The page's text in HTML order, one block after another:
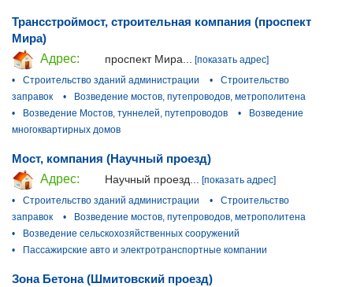
Трансстроймост, строительная компания (проспект
Мира)
Адрес:
проспект Мира... [показать адрес]
•
Строительство зданий администрации •
Строительство
заправок
•
Возведение мостов, путепроводов, метрополитена
•
Возведение Мостов, туннелей, путепроводов •
Возведение
многоквартирных домов
Мост, компания (Научный проезд)
Адрес:
Научный проезд... [показать адрес]
•
Строительство зданий администрации •
Строительство
заправок
•
Возведение мостов, путепроводов, метрополитена
•
Возведение сельскохозяйственных сооружений
•
Пассажирские авто и электротранспортные компании
Зона Бетона (Шмитовский проезд)